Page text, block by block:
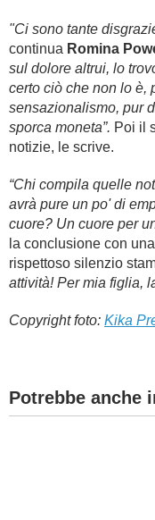
"Ci sono tante
continua Romina
sul dolore altrui, lo
certo ciò che non lo è,
sensazionalismo, pur
sporca moneta”. Poi il
notizie, le scrive.
“Chi compila quelle
avrà pure un po' di
cuore? Un cuore per
la conclusione con
rispettoso silenzio
attività! Per mia figlia,
Copyright foto: Kika
Potrebbe anche